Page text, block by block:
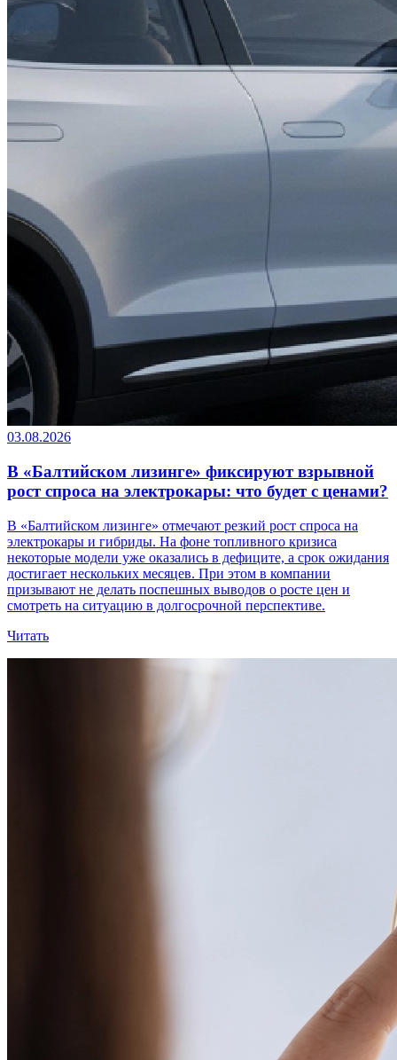
03.08.2026
В «Балтийском лизинге» фиксируют взрывной
рост спроса на электрокары: что будет с ценами?
В «Балтийском лизинге» отмечают резкий рост спроса на
электрокары и гибриды. На фоне топливного кризиса
некоторые модели уже оказались в дефиците, а срок ожидания
достигает нескольких месяцев. При этом в компании
призывают не делать поспешных выводов о росте цен и
смотреть на ситуацию в долгосрочной перспективе.
Читать